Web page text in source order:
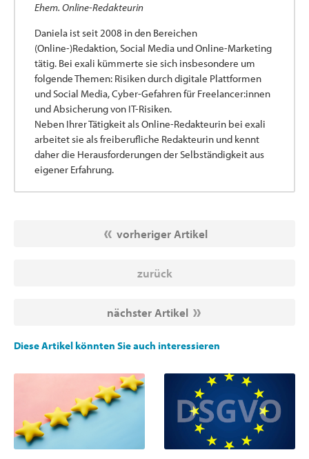
Ehem. Online-Redakteurin
Daniela ist seit 2008 in den Bereichen
(Online-)Redaktion, Social Media und Online-Marketing
tätig. Bei exali kümmerte sie sich insbesondere um
folgende Themen: Risiken durch digitale Plattformen
und Social Media, Cyber-Gefahren für Freelancer:innen
und Absicherung von IT-Risiken.
Neben Ihrer Tätigkeit als Online-Redakteurin bei exali
arbeitet sie als freiberufliche Redakteurin und kennt
daher die Herausforderungen der Selbständigkeit aus
eigener Erfahrung.
vorheriger Artikel
zurück
nächster Artikel
Diese Artikel könnten Sie auch interessieren